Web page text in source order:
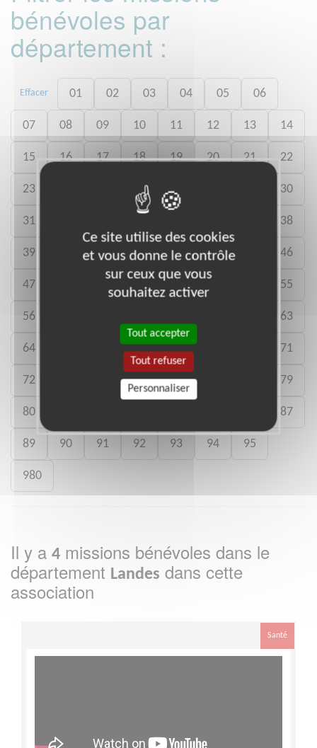
bénévoles par
département :
Effacer 01 02 03 04 05 06
07 08 09 10 11 12 13 14
15 16 17 18 19 20 21 22
23 26 27 30
31 38
39 41 42 43 44 46
47 50 55
56 63
64 67 68 71
72 75 76 79
80 87
89 90 91 92 93 94 95
980
Il y a 4 missions bénévoles dans le
département Landes dans cette
association
Santé
Ce site utilise des cookies
et vous donne le contrôle
sur ceux que vous
souhaitez activer
Tout accepter
Tout refuser
Personnaliser